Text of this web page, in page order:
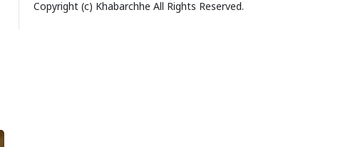
Copyright (c) Khabarchhe All Rights Reserved.